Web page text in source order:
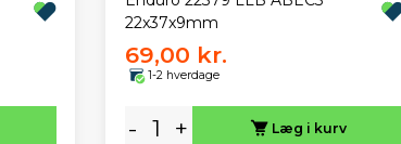
22x37x9mm
69,00 kr.
1-2 hverdage
- + Læg i kurv